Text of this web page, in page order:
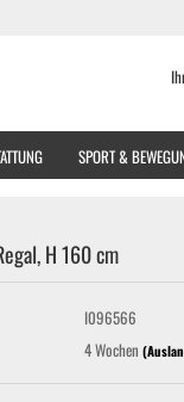
SPORT &
H 160 cm
I096566
4 Wochen